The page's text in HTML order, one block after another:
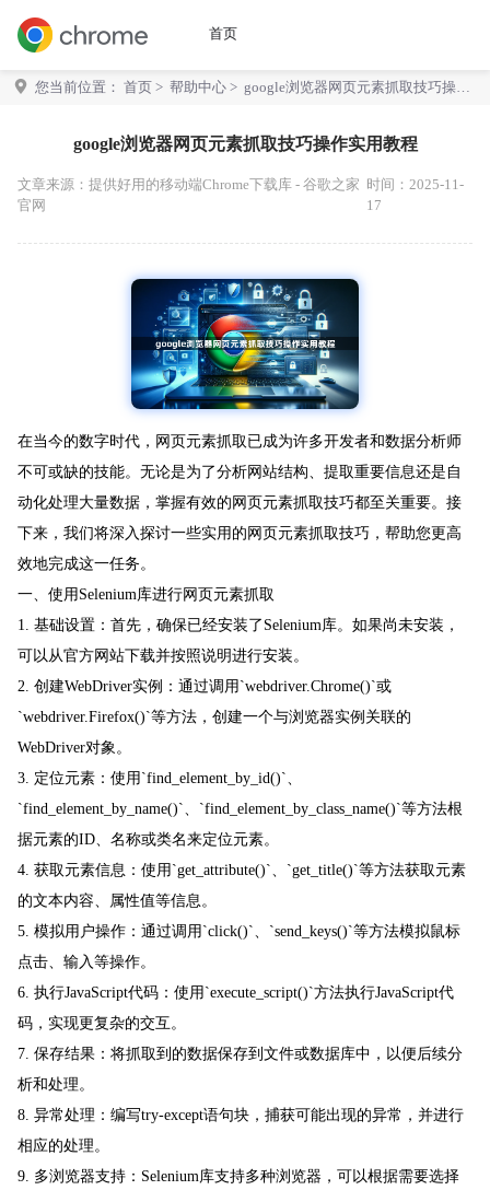
首页
您当前位置： 首页 > 帮助中心 > google浏览器网页元素抓取技巧操作
google浏览器网页元素抓取技巧操作实用教程
文章来源： 提供好用的移动端Chrome下载库 - 谷歌之家
官网
时间：2025-11-
17
在当今的数字时代，网页元素抓取已成为许多开发者和数据分析师
不可或缺的技能。无论是为了分析网站结构、提取重要信息还是自
动化处理大量数据，掌握有效的网页元素抓取技巧都至关重要。接
下来，我们将深入探讨一些实用的网页元素抓取技巧，帮助您更高
效地完成这一任务。
一、使用Selenium库进行网页元素抓取
1. 基础设置：首先，确保已经安装了Selenium库。如果尚未安装，
可以从官方网站下载并按照说明进行安装。
2. 创建WebDriver实例：通过调用`webdriver.Chrome()`或
`webdriver.Firefox()`等方法，创建一个与浏览器实例关联的
WebDriver对象。
3. 定位元素：使用`find_element_by_id()`、
`find_element_by_name()`、`find_element_by_class_name()`等方法根
据元素的ID、名称或类名来定位元素。
4. 获取元素信息：使用`get_attribute()`、`get_title()`等方法获取元素
的文本内容、属性值等信息。
5. 模拟用户操作：通过调用`click()`、`send_keys()`等方法模拟鼠标
点击、输入等操作。
6. 执行JavaScript代码：使用`execute_script()`方法执行JavaScript代
码，实现更复杂的交互。
7. 保存结果：将抓取到的数据保存到文件或数据库中，以便后续分
析和处理。
8. 异常处理：编写try-except语句块，捕获可能出现的异常，并进行
相应的处理。
9. 多浏览器支持：Selenium库支持多种浏览器，可以根据需要选择